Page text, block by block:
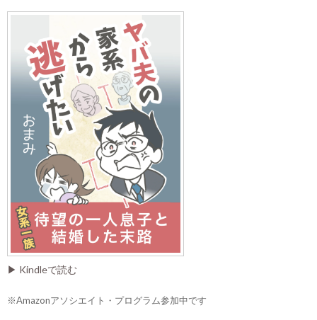
▶ Kindleで読む
※Amazonアソシエイト・プログラム参加中です